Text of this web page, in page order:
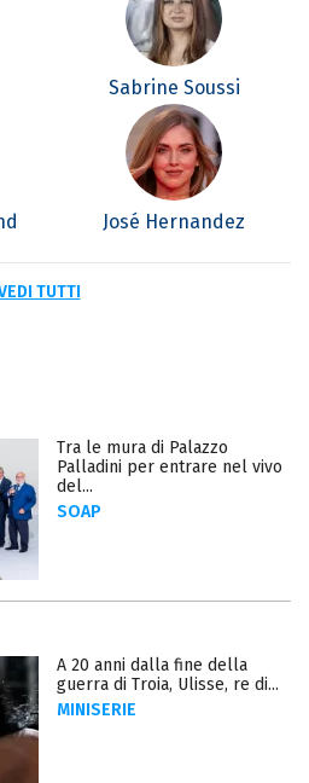
Sabrine Soussi
José Hernandez
TUTTI
Tra le mura di Palazzo
Palladini per entrare nel vivo
del...
SOAP
A 20 anni dalla fine della
guerra di Troia, Ulisse, re di...
MINISERIE